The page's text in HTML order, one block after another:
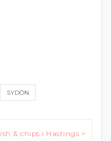
SYDÖN
& chips i Hastings >